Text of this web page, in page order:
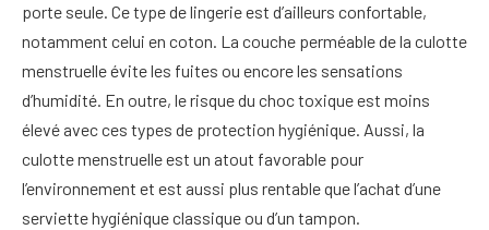
porte seule. Ce type de lingerie est d’ailleurs confortable,
notamment celui en coton. La couche perméable de la culotte
menstruelle évite les fuites ou encore les sensations
d’humidité. En outre, le risque du choc toxique est moins
élevé avec ces types de protection hygiénique. Aussi, la
culotte menstruelle est un atout favorable pour
l’environnement et est aussi plus rentable que l’achat d’une
serviette hygiénique classique ou d’un tampon.